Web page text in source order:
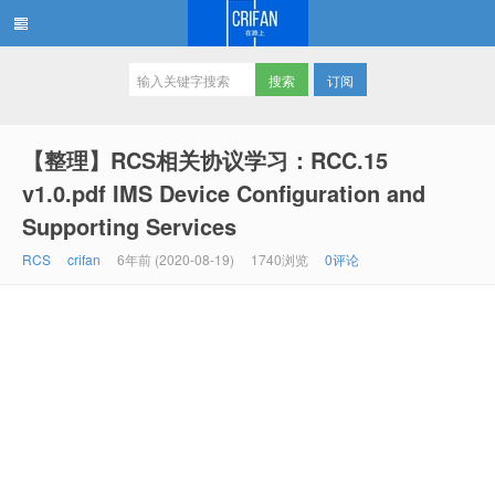
订阅
【整理】RCS相关协议学习：RCC.15
v1.0.pdf IMS Device Configuration and
Supporting Services
RCS crifan 6年前 (2020-08-19) 1740浏览 0评论